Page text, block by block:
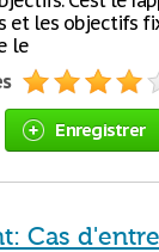
et les objectifs
le
Enregistrer
Cas